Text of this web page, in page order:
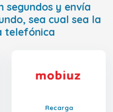
segundos y envía
sea cual sea la
telefónica
Recarga